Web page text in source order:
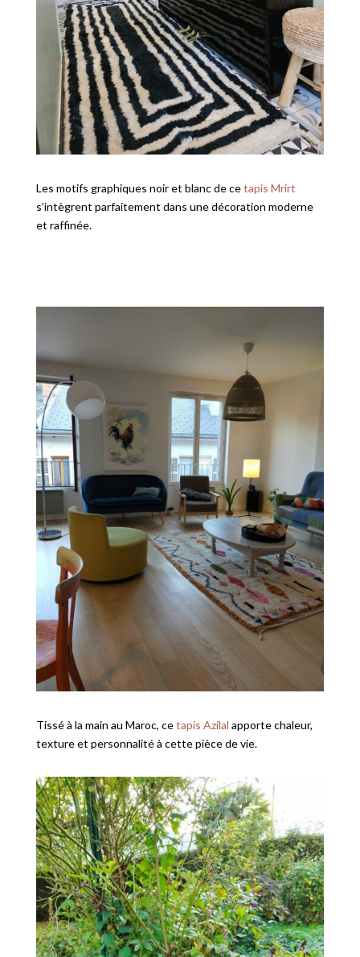
Les motifs graphiques noir et blanc de cetapis Mrirt
s’intègrent parfaitement dans une décoration moderne
et raffinée.
Tissé à la main au Maroc, cetapis Azilal apporte chaleur,
texture et personnalité à cette pièce de vie.